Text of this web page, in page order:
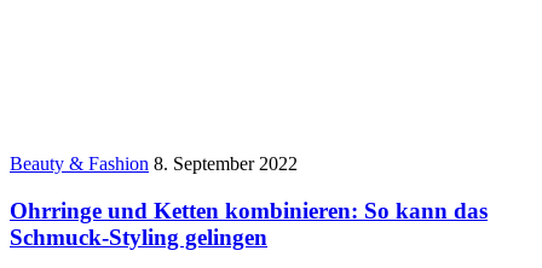
Beauty & Fashion 8. September 2022
Ohrringe und Ketten kombinieren: So kann das
Schmuck-Styling gelingen